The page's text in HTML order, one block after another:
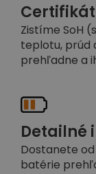
Zistíme SoH
teplotu, prúd
prehľadne a
Detailné
Dostanete
batérie